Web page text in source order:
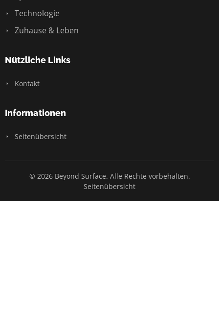
Technologie
Zuhause & Leben
Nützliche Links
Kontakt
Informationen
Seitenübersicht
© 2026 Beyond Surface. Alle Rechte vorbehalten.
Seitenübersicht